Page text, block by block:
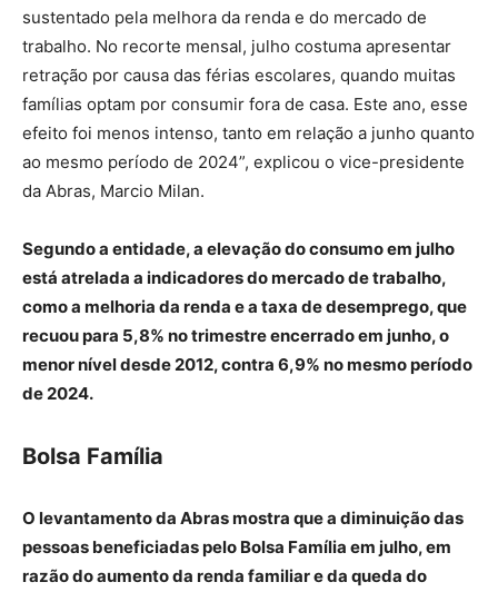
sustentado pela melhora da renda e do mercado de
trabalho. No recorte mensal, julho costuma apresentar
retração por causa das férias escolares, quando muitas
famílias optam por consumir fora de casa. Este ano, esse
efeito foi menos intenso, tanto em relação a junho quanto
ao mesmo período de 2024”, explicou o vice-presidente
da Abras, Marcio Milan.
Segundo a entidade, a elevação do consumo em julho
está atrelada a indicadores do mercado de trabalho,
como a melhoria da renda e a taxa de desemprego, que
recuou para 5,8% no trimestre encerrado em junho, o
menor nível desde 2012, contra 6,9% no mesmo período
de 2024.
Bolsa Família
O levantamento da Abras mostra que a diminuição das
pessoas beneficiadas pelo Bolsa Família em julho, em
razão do aumento da renda familiar e da queda do